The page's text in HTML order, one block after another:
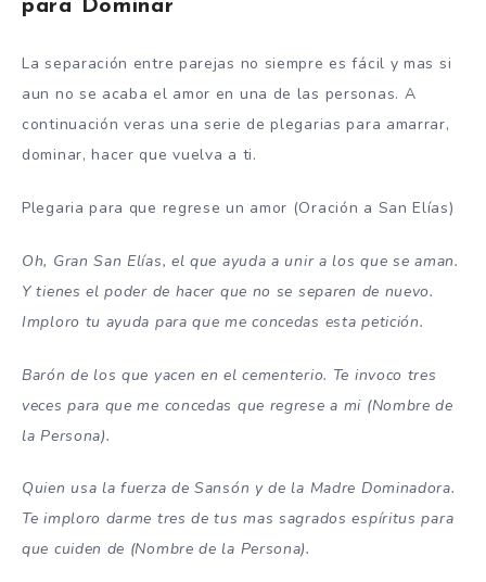
para Dominar
La separación entre parejas no siempre es fácil y mas si
aun no se acaba el amor en una de las personas. A
continuación veras una serie de plegarias para amarrar,
dominar, hacer que vuelva a ti.
Plegaria para que regrese un amor (Oración a San Elías)
Oh, Gran San Elías, el que ayuda a unir a los que se aman.
Y tienes el poder de hacer que no se separen de nuevo.
Imploro tu ayuda para que me concedas esta petición.
Barón de los que yacen en el cementerio. Te invoco tres
veces para que me concedas que regrese a mi (Nombre de
la Persona).
Quien usa la fuerza de Sansón y de la Madre Dominadora.
Te imploro darme tres de tus mas sagrados espíritus para
que cuiden de (Nombre de la Persona).